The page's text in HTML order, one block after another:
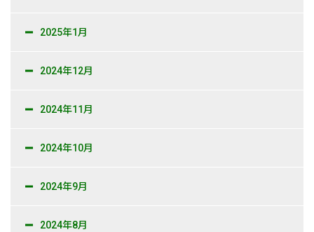
2025年1月
2024年12月
2024年11月
2024年10月
2024年9月
2024年8月